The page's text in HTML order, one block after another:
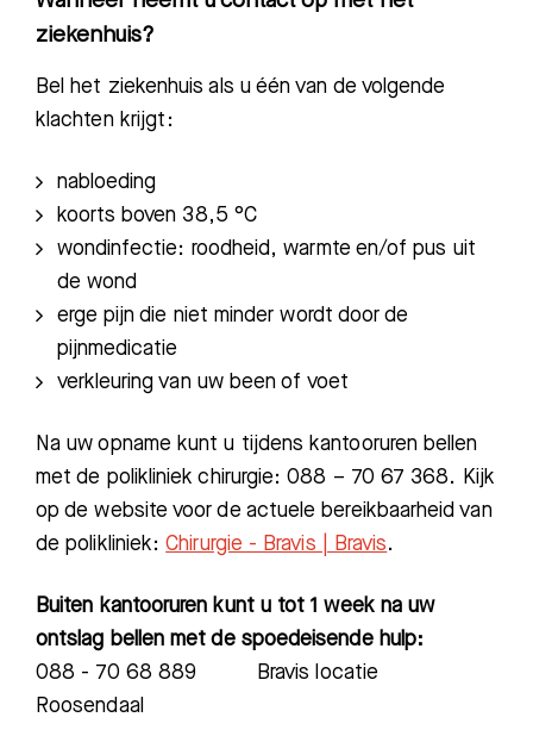
Meest gezocht:
ziekenhuis?
Bel het ziekenhuis als u één van de volgende
klachten krijgt:
nabloeding
koorts boven 38,5 °C
wondinfectie: roodheid, warmte en/of pus uit
de wond
erge pijn die niet minder wordt door de
pijnmedicatie
verkleuring van uw been of voet
Na uw opname kunt u tijdens kantooruren bellen
met de polikliniek chirurgie: 088 – 70 67 368. Kijk
op de website voor de actuele bereikbaarheid van
de polikliniek:Chirurgie - Bravis | Bravis.
Buiten kantooruren kunt u tot 1 week na uw
ontslag bellen met de spoedeisende hulp:
088 - 70 68 889 Bravis locatie
Roosendaal